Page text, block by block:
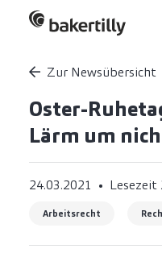
Zur Newsübersicht
Oster-
Lärm um
24.03.2021
Arbeitsrecht